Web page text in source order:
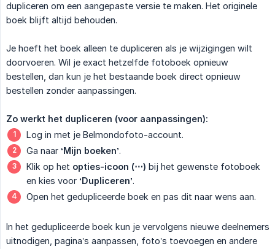
dupliceren om een aangepaste versie te maken. Het originele
boek blijft altijd behouden.
Je hoeft het boek alleen te dupliceren als je wijzigingen wilt
doorvoeren. Wil je exact hetzelfde fotoboek opnieuw
bestellen, dan kun je het bestaande boek direct opnieuw
bestellen zonder aanpassingen.
Zo werkt het dupliceren (voor aanpassingen):
Log in met je Belmondofoto-account.
Ga naar ‘Mijn boeken’.
Klik op het opties-icoon (⋯) bij het gewenste fotoboek
en kies voor ‘Dupliceren’.
Open het gedupliceerde boek en pas dit naar wens aan.
In het gedupliceerde boek kun je vervolgens nieuwe deelnemers
uitnodigen, pagina’s aanpassen, foto’s toevoegen en andere